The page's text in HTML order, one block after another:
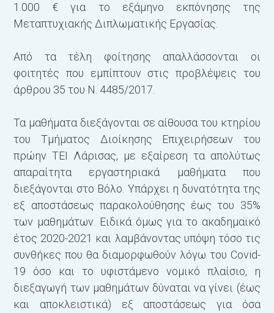
1.000 € για το εξάμηνο εκπόνησης της
Μεταπτυχιακής Διπλωματικής Εργασίας.
Από τα τέλη φοίτησης απαλλάσσονται οι
φοιτητές που εμπίπτουν στις προβλέψεις του
άρθρου 35 του Ν. 4485/2017.
Τα μαθήματα διεξάγονται σε αίθουσα του κτηρίου
του Τμήματος Διοίκησης Επιχειρήσεων του
πρώην ΤΕΙ Λάρισας, με εξαίρεση τα απολύτως
απαραίτητα εργαστηριακά μαθήματα που
διεξάγονται στο Βόλο. Υπάρχει η δυνατότητα της
εξ αποστάσεως παρακολούθησης έως του 35%
των μαθημάτων. Ειδικά όμως για το ακαδημαϊκό
έτος 2020-2021 και λαμβάνοντας υπόψη τόσο τις
συνθήκες που θα διαμορφωθούν λόγω του Covid-
19 όσο και το υφιστάμενο νομικό πλαίσιο, η
διεξαγωγή των μαθημάτων δύναται να γίνει (έως
και αποκλειστικά) εξ αποστάσεως για όσα